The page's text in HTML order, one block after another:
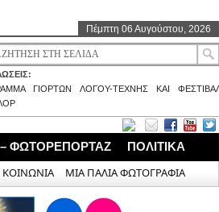
Πέμπτη 06 Αυγούστου, 2026
ΓΙΟΡΤΩΝ ΛΟΓΟΥ-ΤΕΧΝΗΣ ΚΑΙ
– ΦΩΤΟΡΕΠΟΡΤΑΖ ΠΟΛΙΤΙΚΑ
ΚΟΙΝΩΝΙΑ ΜΙΑ ΠΑΛΙΑ ΦΩΤΟΓΡΑΦΙΑ